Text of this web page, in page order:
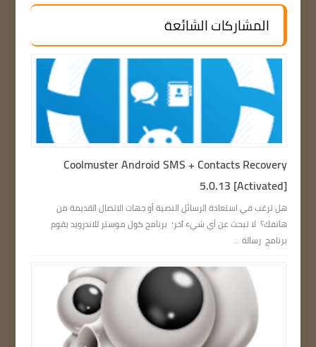
المشاركات الشائعة
Coolmuster Android SMS + Contacts Recovery
5.0.13 [Activated]
هل ترغب في استعادة الرسائل النصية أو جهات الاتصال القديمة من
هاتفك؟ لا تبحث عن أي شيء آخر؛ برنامج كول موستر للاندرويد يقوم
برنامج رسالة ...